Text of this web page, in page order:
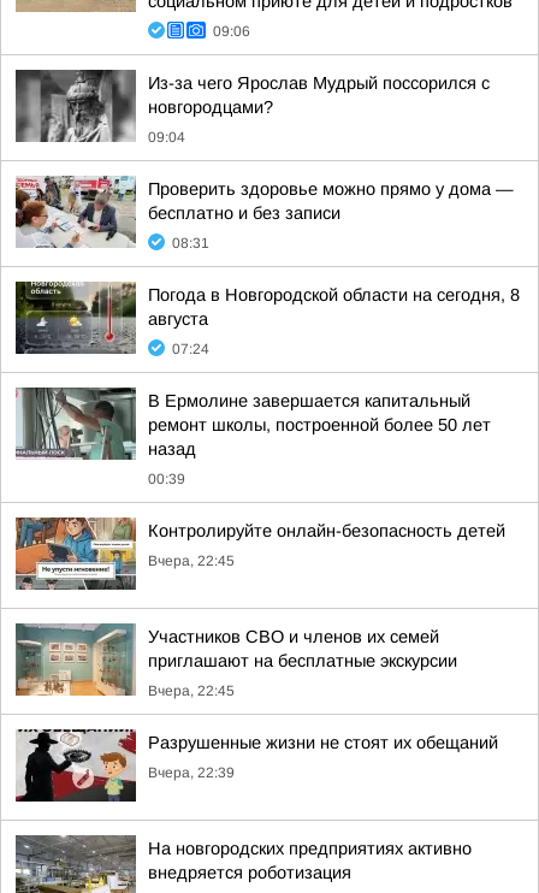
09:06
Из-за чего Ярослав Мудрый поссорился с
новгородцами?
09:04
Проверить здоровье можно прямо у дома —
бесплатно и без записи
08:31
Погода в Новгородской области на сегодня, 8
августа
07:24
В Ермолине завершается капитальный
ремонт школы, построенной более 50 лет
назад
00:39
Контролируйте онлайн-безопасность детей
Вчера, 22:45
Участников СВО и членов их семей
приглашают на бесплатные экскурсии
Вчера, 22:45
Разрушенные жизни не стоят их обещаний
Вчера, 22:39
На новгородских предприятиях активно
внедряется роботизация